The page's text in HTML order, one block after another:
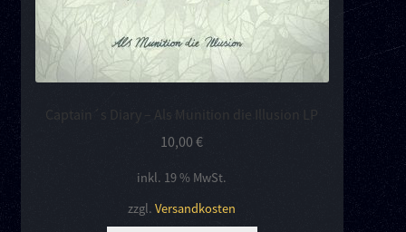
Captain´s Diary – Als Munition die Illusion LP
10,00€
inkl. 19 % MwSt.
zzgl.Versandkosten